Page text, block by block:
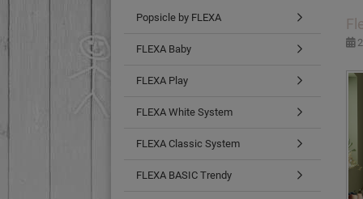
Popsicle by FLEXA
FLEXA Baby
FLEXA Play
FLEXA White System
FLEXA Classic System
FLEXA BASIC Trendy